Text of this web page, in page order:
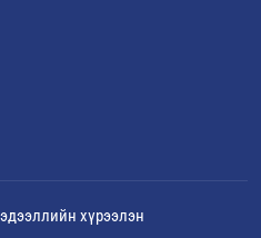
хүрээлэн